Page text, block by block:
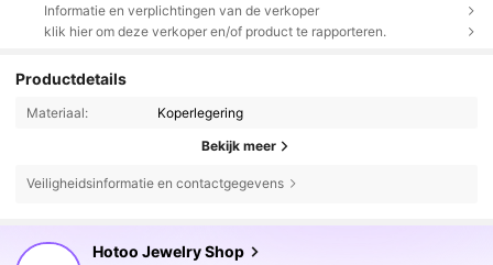
Informatie en verplichtingen van de verkoper
klik hier om deze verkoper en/of product te rapporteren.
Productdetails
Materiaal: Koperlegering
Bekijk meer
Veiligheidsinformatie en contactgegevens
Hotoo Jewelry Shop